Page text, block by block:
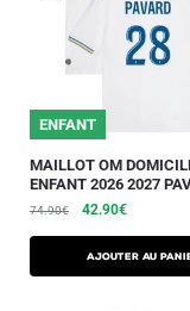
ENFANT
MAILLOT OM
ENFANT 2026 2027
74.90€ 42.90€
AJOUTER AU